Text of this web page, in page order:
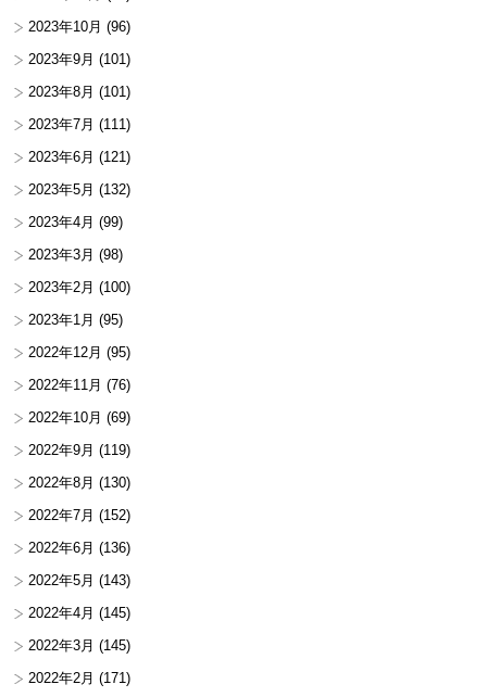
2023年10月 (96)
2023年9月 (101)
2023年8月 (101)
2023年7月 (111)
2023年6月 (121)
2023年5月 (132)
2023年4月 (99)
2023年3月 (98)
2023年2月 (100)
2023年1月 (95)
2022年12月 (95)
2022年11月 (76)
2022年10月 (69)
2022年9月 (119)
2022年8月 (130)
2022年7月 (152)
2022年6月 (136)
2022年5月 (143)
2022年4月 (145)
2022年3月 (145)
2022年2月 (171)